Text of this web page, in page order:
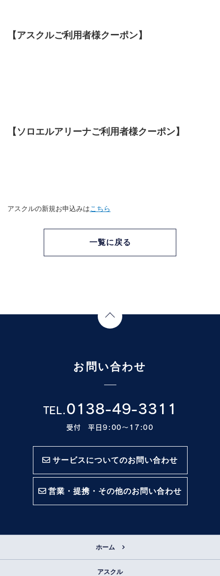
【アスクルご利用者様クーポン】
【ソロエルアリーナご利用者様クーポン】
アスクルの新規お申込みはこちら
一覧に戻る
お問い合わせ
TEL.0138-49-3311
受付 平日9:00〜17:00
サービスについてのお問い合わせ
営業・提携・その他のお問い合わせ
ホーム
アスクル